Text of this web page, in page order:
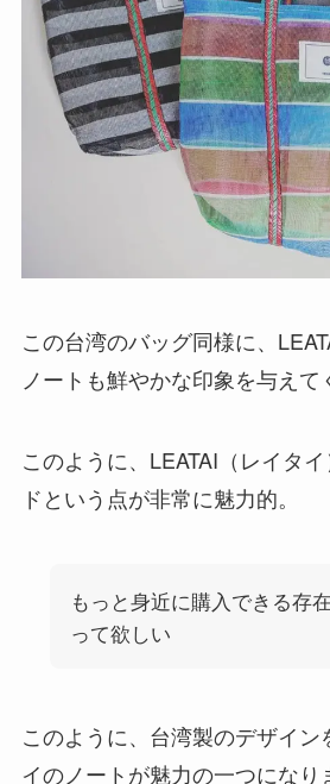
この台湾のバッグ同様に、
ノートも鮮やかな印象を与えて
このように、 LEATAI（レイタ
ドという点が非常に魅力的。
もっと身近に購入できる存
って欲しい
このように、台湾製のデザイン
イのノートが魅力の一つになり